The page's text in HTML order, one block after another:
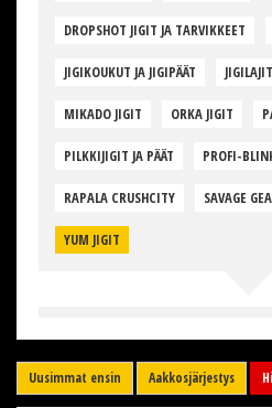
DROPSHOT JIGIT JA TARVIKKEET
JIGIKOUKUT JA JIGIPÄÄT
MIKADO JIGIT ORKA JIGIT
PILKKIJIGIT JA PÄÄT PROFI-
RAPALA CRUSHCITY SAVAGE
YUM JIGIT
Uusimmat ensin Aakkosjärjestys